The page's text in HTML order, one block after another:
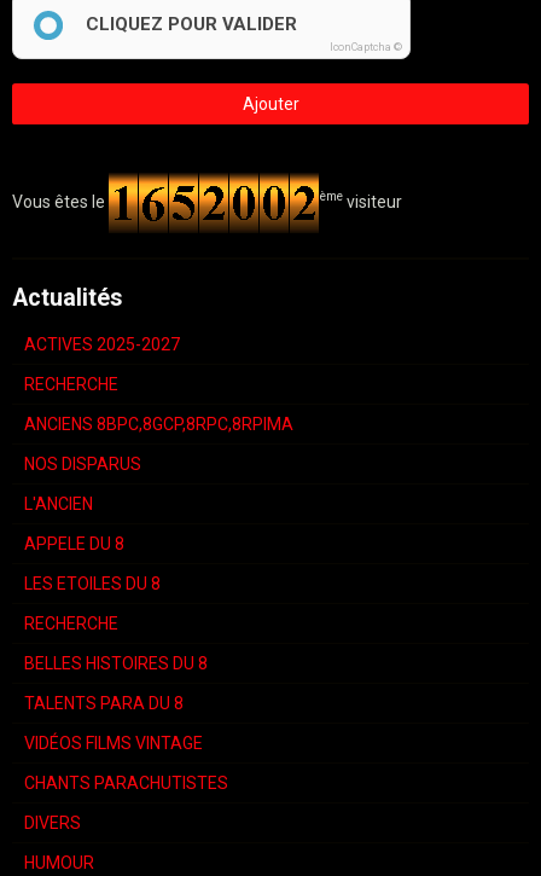
CLIQUEZ POUR VALIDER
IconCaptcha ©
Ajouter
Vous êtes le ème visiteur
Actualités
ACTIVES 2025-2027
RECHERCHE
ANCIENS 8BPC,8GCP,8RPC,8RPIMA
NOS DISPARUS
L'ANCIEN
APPELE DU 8
LES ETOILES DU 8
RECHERCHE
BELLES HISTOIRES DU 8
TALENTS PARA DU 8
VIDÉOS FILMS VINTAGE
CHANTS PARACHUTISTES
DIVERS
HUMOUR